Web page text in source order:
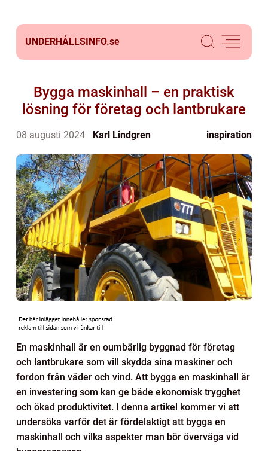
UNDERHÅLLSINFO.se
Bygga maskinhall – en praktisk
lösning för företag och lantbrukare
08 augusti 2024 Karl Lindgren inspiration
En maskinhall är en oumbärlig byggnad för företag
och lantbrukare som vill skydda sina maskiner och
fordon från väder och vind. Att bygga en maskinhall är
en investering som kan ge både ekonomisk trygghet
och ökad produktivitet. I denna artikel kommer vi att
undersöka varför det är fördelaktigt att bygga en
maskinhall och vilka aspekter man bör överväga vid